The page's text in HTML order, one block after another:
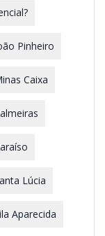
Pinheiro
Caixa
Lúcia
Aparecida